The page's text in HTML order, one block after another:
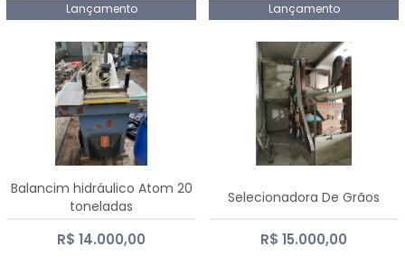
Lançamento Lançamento
Balancim hidráulico Atom 20
toneladas
R$ 14.000,00
Selecionadora De Grãos
R$ 15.000,00